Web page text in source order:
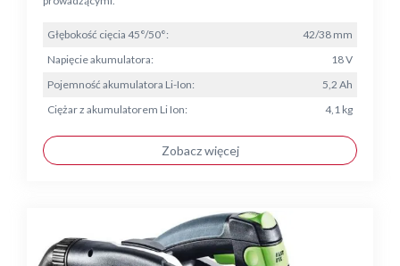
Głębokość cięcia 45°/50°:
42/38 mm
Napięcie akumulatora:
18 V
Pojemność akumulatora Li-Ion:
5,2 Ah
Ciężar z akumulatorem Li Ion:
4,1 kg
Zobacz więcej